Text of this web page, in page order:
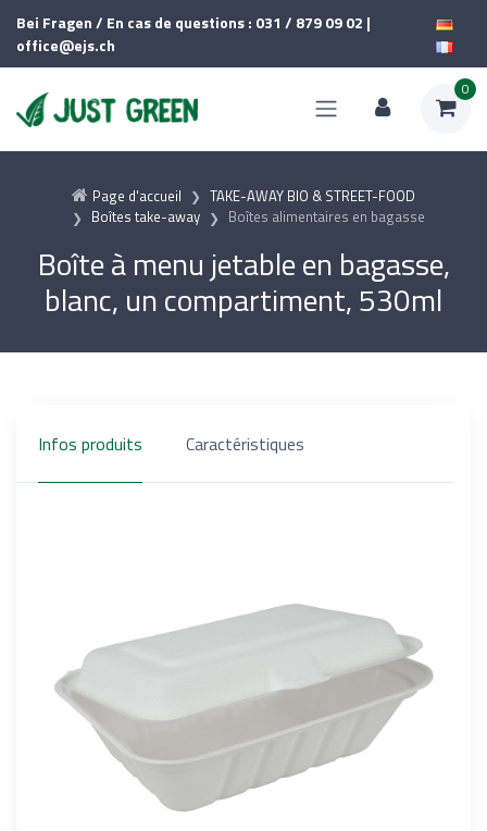
Bei Fragen / En cas de questions : 031 / 879 09 02 |
office@ejs.ch
0
Page d'accueil
TAKE-AWAY BIO & STREET-FOOD
Boîtes take-away
Boîtes alimentaires en bagasse
Boîte à menu jetable en bagasse,
blanc, un compartiment, 530ml
Infos produits Caractéristiques